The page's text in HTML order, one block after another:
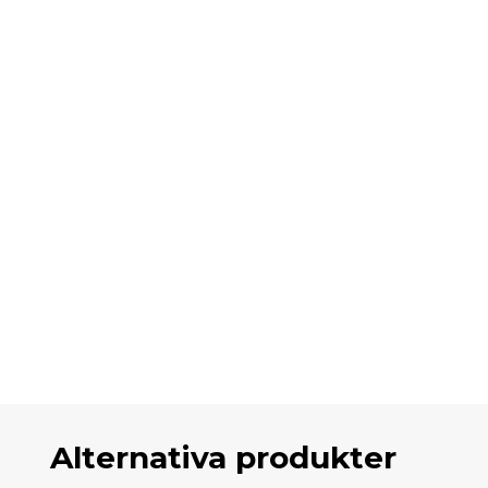
Alternativa produkter